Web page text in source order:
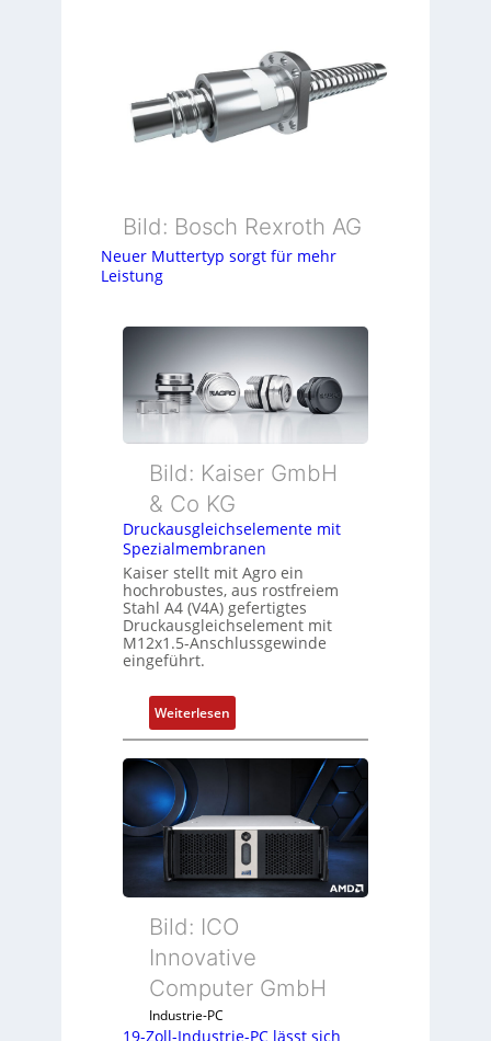
Bild: Bosch Rexroth AG
Neuer Muttertyp sorgt für mehr
Leistung
Bild: Kaiser GmbH
& Co KG
Druckausgleichselemente mit
Spezialmembranen
Kaiser stellt mit Agro ein
hochrobustes, aus rostfreiem
Stahl A4 (V4A) gefertigtes
Druckausgleichselement mit
M12x1.5-Anschlussgewinde
eingeführt.
Weiterlesen:
D
r
k
s
g
e
i
h
Bild: ICO
Innovative
Computer GmbH
Industrie-PC
19-Zoll-Industrie-PC lässt sich